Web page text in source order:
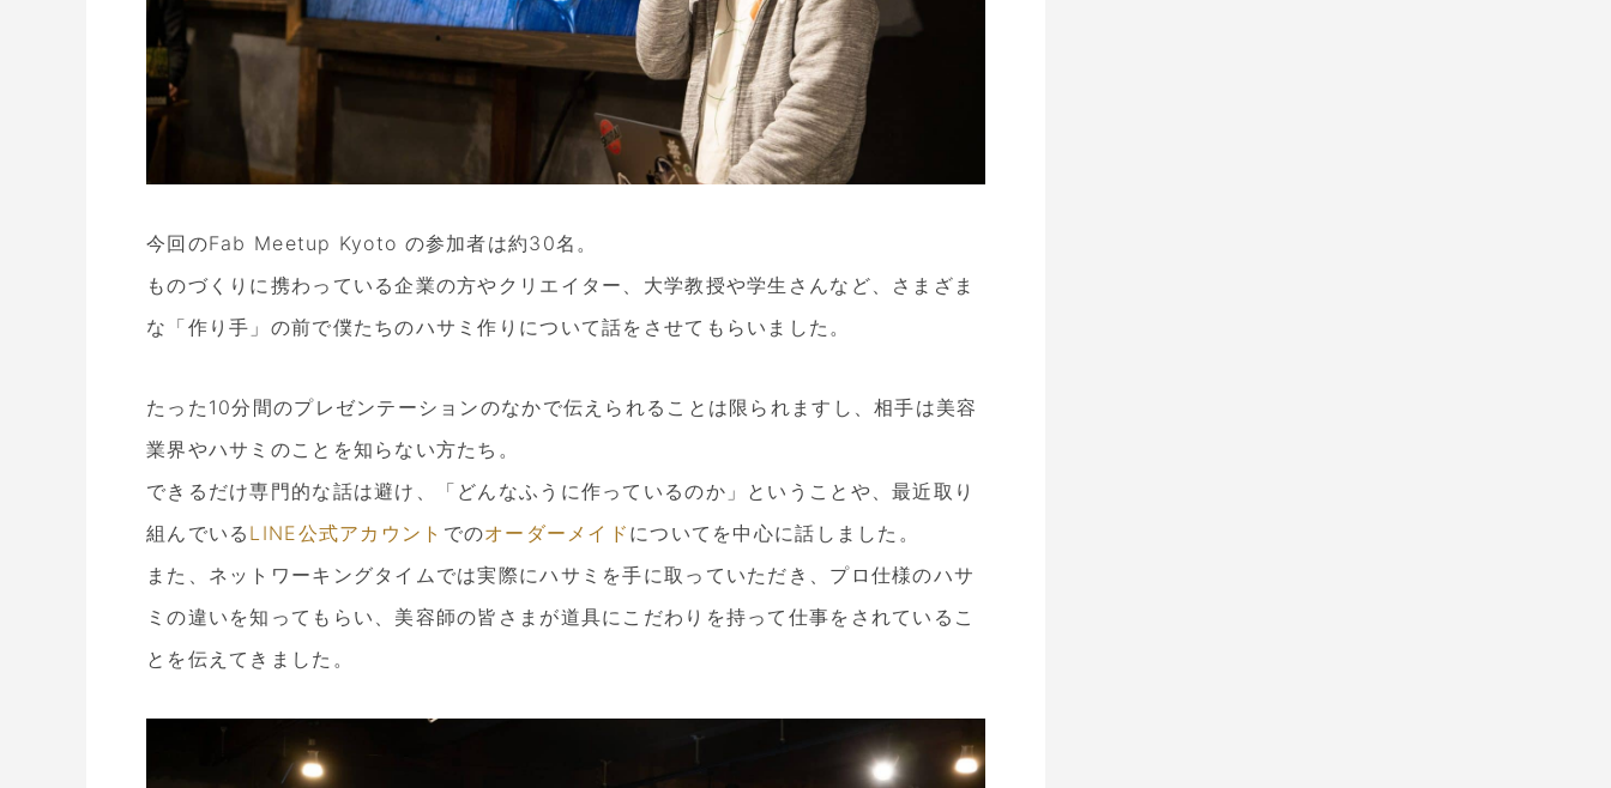
今回のFab Meetup Kyoto の参加者は約30名。
ものづくりに携わっている企業の方やクリエイター、大学教授や学生さんなど、さまざま
な「作り手」の前で僕たちのハサミ作りについて話をさせてもらいました。
たった10分間のプレゼンテーションのなかで伝えられることは限られますし、相手は美容
業界やハサミのことを知らない方たち。
できるだけ専門的な話は避け、「どんなふうに作っているのか」ということや、最近取り
組んでいる LINE公式アカウント でのオーダーメイド についてを中心に話しました。
また、ネットワーキングタイムでは実際にハサミを手に取っていただき、プロ仕様のハサ
ミの違いを知ってもらい、美容師の皆さまが道具にこだわりを持って仕事をされているこ
とを伝えてきました。